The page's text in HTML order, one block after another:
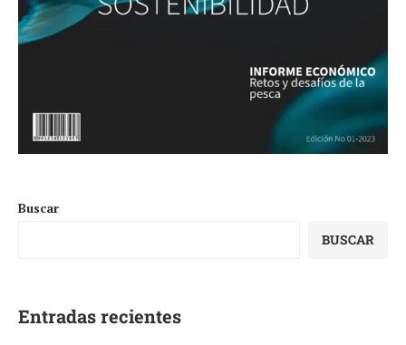
Buscar
BUSCAR
Entradas recientes